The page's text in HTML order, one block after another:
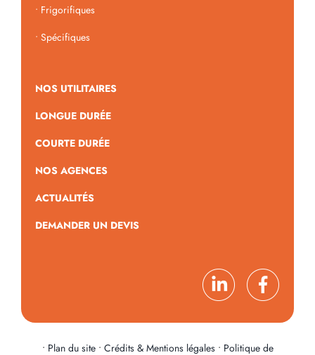
• Frigorifiques
• Spécifiques
NOS UTILITAIRES
LONGUE DURÉE
COURTE DURÉE
NOS AGENCES
ACTUALITÉS
DEMANDER UN DEVIS
• Plan du site• Crédits & Mentions légales• Politique de